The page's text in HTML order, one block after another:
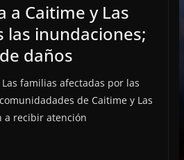
a Caitime y Las
las inundaciones;
daños
familias afectadas por las
de Caitime y Las
a recibir atención